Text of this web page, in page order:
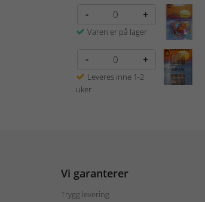
- +
Varen er på lager
- +
Leveres inne 1-2
uker
Vi garanterer
Trygg levering